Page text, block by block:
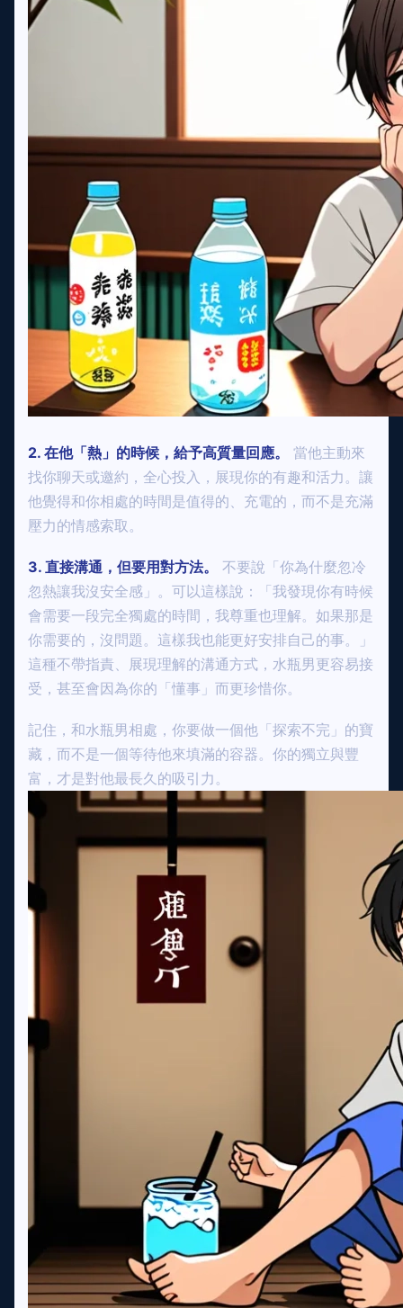
2. 在他「熱」的時候，給予高質量回應。
當他主動來
找你聊天或邀約，全心投入，展現你的有趣和活力。讓
他覺得和你相處的時間是值得的、充電的，而不是充滿
壓力的情感索取。
3. 直接溝通，但要用對方法。
不要說「你為什麼忽冷
忽熱讓我沒安全感」。可以這樣說：「我發現你有時候
會需要一段完全獨處的時間，我尊重也理解。如果那是
你需要的，沒問題。這樣我也能更好安排自己的事。」
這種不帶指責、展現理解的溝通方式，水瓶男更容易接
受，甚至會因為你的「懂事」而更珍惜你。
記住，和水瓶男相處，你要做一個他「探索不完」的寶
藏，而不是一個等待他來填滿的容器。你的獨立與豐
富，才是對他最長久的吸引力。